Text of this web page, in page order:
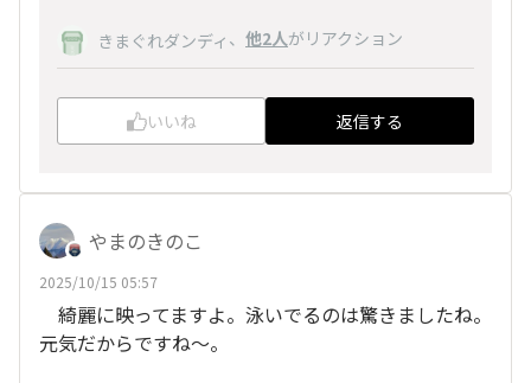
きまぐれダンディ 、 他2人がリアクション
いいね 返信する
やまのきのこ
2025/10/15 05:57
綺麗に映ってますよ。泳いでるのは驚きましたね。
元気だからですね～。